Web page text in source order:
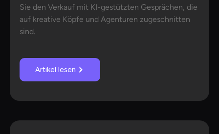
Sie den Verkauf mit KI-gestützten Gesprächen, die
auf kreative Köpfe und Agenturen zugeschnitten
sind.
Artikel lesen